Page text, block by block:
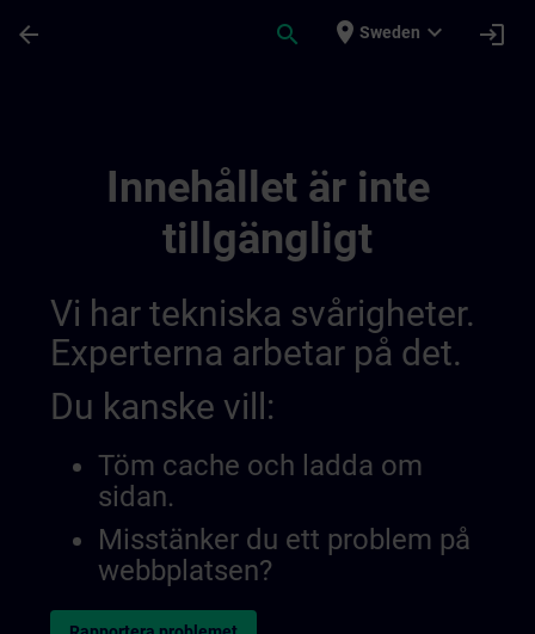
arrow_back search place Sweden expand_more login
Innehållet är inte
tillgängligt
Vi har tekniska svårigheter.
Experterna arbetar på det.
Du kanske vill:
Töm cache och ladda om
sidan.
Misstänker du ett problem på
webbplatsen?